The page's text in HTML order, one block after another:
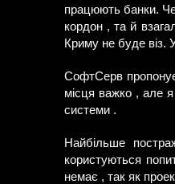
працюють банки.
кордон , та й
Криму не буде віз.
СофтСерв пропонує
місця важко , але я
системи .
Найбільше
користуються
немає , так як